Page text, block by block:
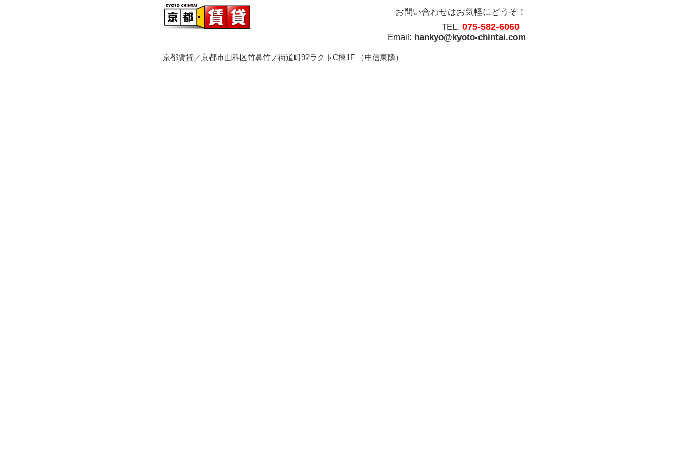
お問い合わせはお気軽にどうぞ！
TEL. 075-582-6060
Email: hankyo@kyoto-chintai.com
京都賃貸／京都市山科区竹鼻竹ノ街道町92ラクトC棟1F （中信東隣）